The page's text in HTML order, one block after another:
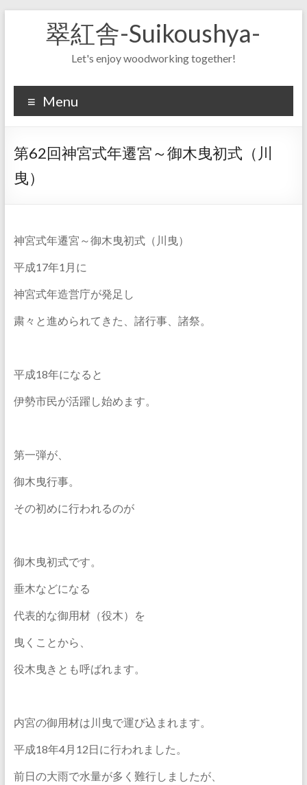
翠紅舎-Suikoushya-
Let's enjoy woodworking together!
Menu
第62回神宮式年遷宮～御木曳初式（川
曳）
神宮式年遷宮～御木曳初式（川曳）
平成17年1月に
神宮式年造営庁が発足し
粛々と進められてきた、諸行事、諸祭。
平成18年になると
伊勢市民が活躍し始めます。
第一弾が、
御木曳行事。
その初めに行われるのが
御木曳初式です。
垂木などになる
代表的な御用材（役木）を
曳くことから、
役木曳きとも呼ばれます。
内宮の御用材は川曳で運び込まれます。
平成18年4月12日に行われました。
前日の大雨で水量が多く難行しましたが、